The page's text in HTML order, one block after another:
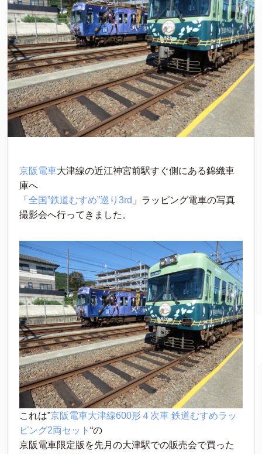
京阪電車大津線の近江神宮前駅すぐ側にある錦織車
庫へ
「 全国”鉄道むすめ”巡り3rd 」ラッピング電車の写真
撮影会へ行ってきました。
これは”京阪電車大津線600形４次車 鉄道むすめラッ
ピング2両セット “の
京阪電車限定版を先月の大津駅での販売会で買った